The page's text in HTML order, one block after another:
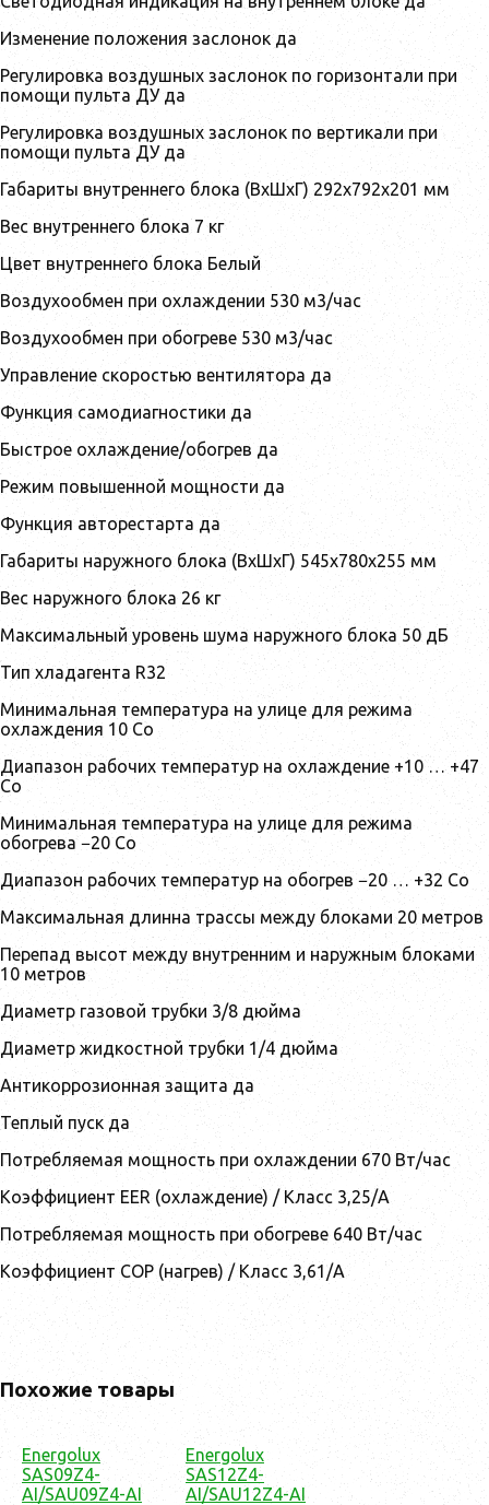
Изменение положения заслонок да
Регулировка воздушных заслонок по горизонтали при
помощи пульта ДУ да
Регулировка воздушных заслонок по вертикали при
помощи пульта ДУ да
Габариты внутреннего блока (ВхШхГ) 292x792x201 мм
Вес внутреннего блока 7 кг
Цвет внутреннего блока Белый
Воздухообмен при охлаждении 530 м3/час
Воздухообмен при обогреве 530 м3/час
Управление скоростью вентилятора да
Функция самодиагностики да
Быстрое охлаждение/обогрев да
Режим повышенной мощности да
Функция авторестарта да
Габариты наружного блока (ВхШхГ) 545x780x255 мм
Вес наружного блока 26 кг
Максимальный уровень шума наружного блока 50 дБ
Тип хладагента R32
Минимальная температура на улице для режима
охлаждения 10 Co
Диапазон рабочих температур на охлаждение +10 … +47
Co
Минимальная температура на улице для режима
обогрева −20 Co
Диапазон рабочих температур на обогрев −20 … +32 Co
Максимальная длинна трассы между блоками 20 метров
Перепад высот между внутренним и наружным блоками
10 метров
Диаметр газовой трубки 3/8 дюйма
Диаметр жидкостной трубки 1/4 дюйма
Антикоррозионная защита да
Теплый пуск да
Потребляемая мощность при охлаждении 670 Вт/час
Коэффициент EER (охлаждение) / Класс 3,25/A
Потребляемая мощность при обогреве 640 Вт/час
Коэффициент COP (нагрев) / Класс 3,61/A
Похожие товары
Energolux
SAS09Z4-
AI/SAU09Z4-AI
Energolux
SAS12Z4-
AI/SAU12Z4-AI